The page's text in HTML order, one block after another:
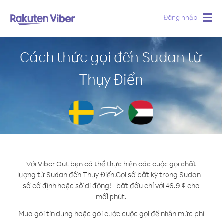
Đăng nhập
Cách thức gọi đến Sudan từ
Thụy Điển
Với Viber Out bạn có thể thực hiện các cuộc gọi chất
lượng từ Sudan đến Thụy Điển.Gọi số bất kỳ trong Sudan -
số cố định hoặc số di động! - bắt đầu chỉ với 46.9 ¢ cho
mỗi phút.
Mua gói tín dụng hoặc gói cước cuộc gọi để nhận mức phí